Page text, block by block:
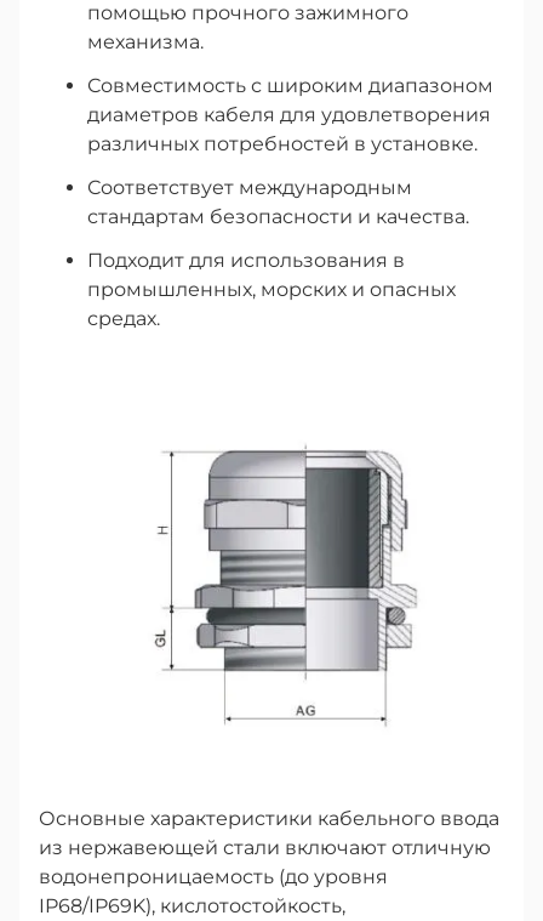
помощью прочного зажимного
механизма.
Совместимость с широким диапазоном
диаметров кабеля для удовлетворения
различных потребностей в установке.
Соответствует международным
стандартам безопасности и качества.
Подходит для использования в
промышленных, морских и опасных
средах.
Основные характеристики кабельного ввода
из нержавеющей стали включают отличную
водонепроницаемость (до уровня
IP68/IP69K), кислотостойкость,